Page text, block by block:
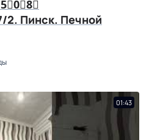
2. Пинск. Печной
01:43